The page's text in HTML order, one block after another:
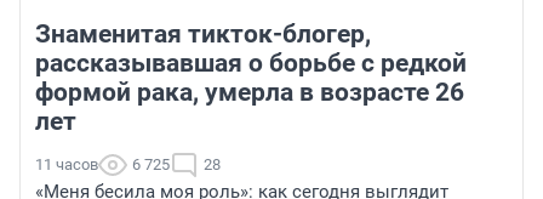
Знаменитая тикток-блогер,
рассказывавшая о борьбе с редкой
формой рака, умерла в возрасте 26
лет
11 часов 6 725 28
«Меня бесила моя роль»: как сегодня выглядит